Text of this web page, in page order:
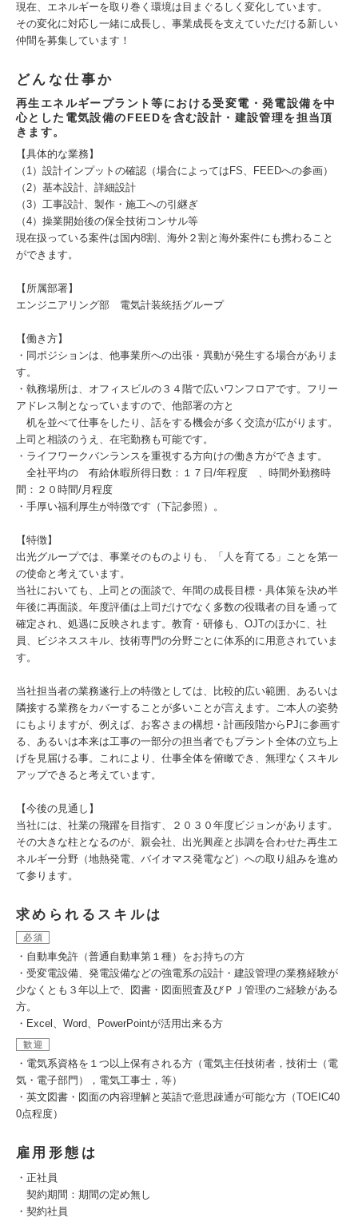
現在、エネルギーを取り巻く環境は目まぐるしく変化しています。
その変化に対応し一緒に成長し、事業成長を支えていただける新しい
仲間を募集しています！
どんな仕事か
再生エネルギープラント等における受変電・発電設備を中
心とした電気設備のFEEDを含む設計・建設管理を担当頂
きます。
【具体的な業務】
（1）設計インプットの確認（場合によってはFS、FEEDへの参画）
（2）基本設計、詳細設計
（3）工事設計、製作・施工への引継ぎ
（4）操業開始後の保全技術コンサル等
現在扱っている案件は国内8割、海外２割と海外案件にも携わること
ができます。
【所属部署】
エンジニアリング部 電気計装統括グループ
【働き方】
・同ポジションは、他事業所への出張・異動が発生する場合がありま
す。
・執務場所は、オフィスビルの３４階で広いワンフロアです。フリー
アドレス制となっていますので、他部署の方と
机を並べて仕事をしたり、話をする機会が多く交流が広がります。
上司と相談のうえ、在宅勤務も可能です。
・ライフワークバンランスを重視する方向けの働き方ができます。
全社平均の 有給休暇所得日数：１７日/年程度 、時間外勤務時
間：２０時間/月程度
・手厚い福利厚生が特徴です（下記参照）。
【特徴】
出光グループでは、事業そのものよりも、「人を育てる」ことを第一
の使命と考えています。
当社においても、上司との面談で、年間の成長目標・具体策を決め半
年後に再面談。年度評価は上司だけでなく多数の役職者の目を通って
確定され、処遇に反映されます。教育・研修も、OJTのほかに、社
員、ビジネススキル、技術専門の分野ごとに体系的に用意されていま
す。
当社担当者の業務遂行上の特徴としては、比較的広い範囲、あるいは
隣接する業務をカバーすることが多いことが言えます。ご本人の姿勢
にもよりますが、例えば、お客さまの構想・計画段階からPJに参画す
る、あるいは本来は工事の一部分の担当者でもプラント全体の立ち上
げを見届ける事。これにより、仕事全体を俯瞰でき、無理なくスキル
アップできると考えています。
【今後の見通し】
当社には、社業の飛躍を目指す、２０３０年度ビジョンがあります。
その大きな柱となるのが、親会社、出光興産と歩調を合わせた再生エ
ネルギー分野（地熱発電、バイオマス発電など）への取り組みを進め
て参ります。
求められるスキルは
必須
・自動車免許（普通自動車第１種）をお持ちの方
・受変電設備、発電設備などの強電系の設計・建設管理の業務経験が
少なくとも３年以上で、図書・図面照査及びＰＪ管理のご経験がある
方。
・Excel、Word、PowerPointが活用出来る方
歓迎
・電気系資格を１つ以上保有される方（電気主任技術者，技術士（電
気・電子部門），電気工事士，等）
・英文図書・図面の内容理解と英語で意思疎通が可能な方（TOEIC40
0点程度）
雇用形態は
・正社員
契約期間：期間の定め無し
・契約社員